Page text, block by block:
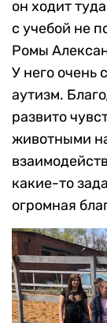
он ходит
с учебой не
Ромы
У него очень
аутизм.
развито
животными
какие-то
огромная